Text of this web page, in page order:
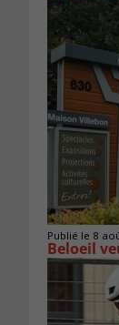
Publié le 8
Beloeil